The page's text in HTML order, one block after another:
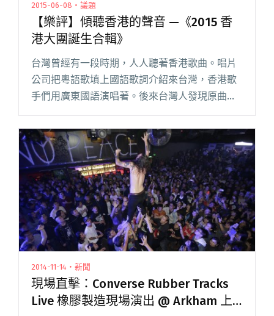
2015-06-08・議題
【樂評】傾聽香港的聲音 —《2015 香
港大團誕生合輯》
台灣曾經有一段時期，人人聽著香港歌曲。唱片
公司把粵語歌填上國語歌詞介紹來台灣，香港歌
手們用廣東國語演唱著。後來台灣人發現原曲的
粵語歌詞比較順溜，編曲也較帶勁，於是開始聽
起粵語歌曲。如果去 KTV 時會唱上幾首香港歌
曲，而且是粵語版，在當時是閱讀全文 "【樂
評】傾聽香港的聲音 —《2015 香港大團誕生合
輯》"
2014-11-14・新聞
現場直擊：Converse Rubber Tracks
Live 橡膠製造現場演出 @ Arkham 上